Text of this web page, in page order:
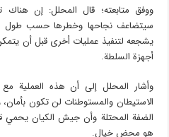
ووفق متابعته؛ قال المحلل: إن هناك
سيتضاعف نجاحها وخطرها حسب طول
يشجعه لتنفيذ عمليات أخرى قبل أن
أجهزة السلطة.
وأشار المحلل إلى أن هذه العملية
الاستيطان والمستوطنات لن تكون بأمان،
الضفة المحتلة وأن جيش الكيان يحمي
هو محض خيال.